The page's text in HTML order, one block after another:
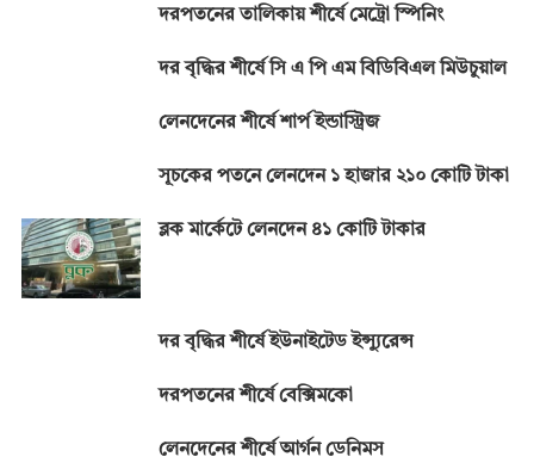
দরপতনের তালিকায় শীর্ষে মেট্রো স্পিনিং
দর বৃদ্ধির শীর্ষে সি এ পি এম বিডিবিএল মিউচুয়াল
লেনদেনের শীর্ষে শার্প ইন্ডাস্ট্রিজ
সূচকের পতনে লেনদেন ১ হাজার ২১০ কোটি টাকা
ব্লক মার্কেটে লেনদেন ৪১ কোটি টাকার
দর বৃদ্ধির শীর্ষে ইউনাইটেড ইন্স্যুরেন্স
দরপতনের শীর্ষে বেক্সিমকো
লেনদেনের শীর্ষে আর্গন ডেনিমস